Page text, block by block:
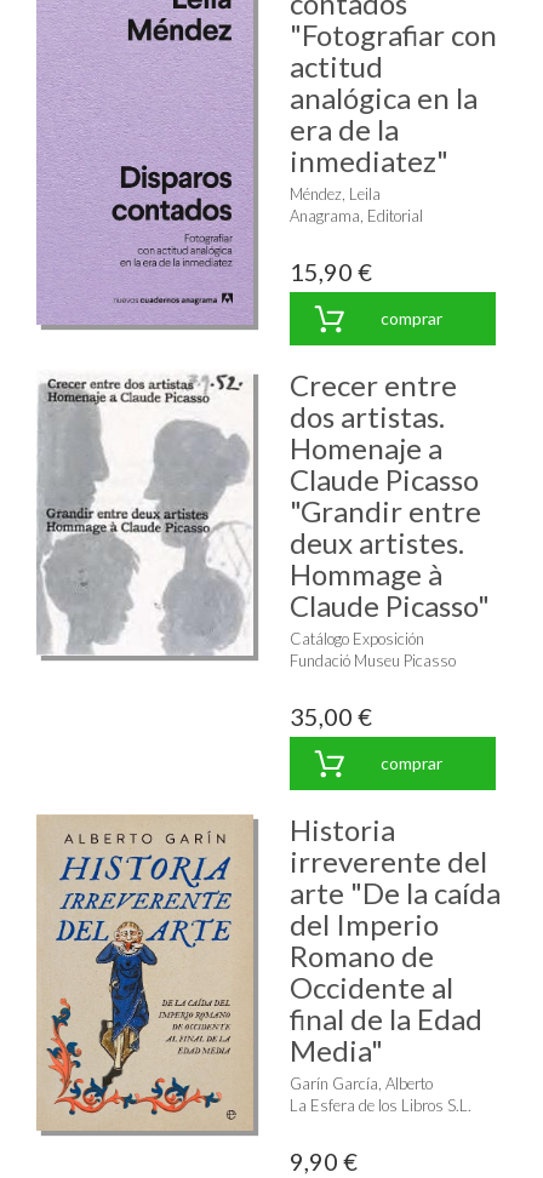
"Fotografiar con
actitud
analógica en la
era de la
inmediatez"
Méndez, Leila
Anagrama, Editorial
15,90 €
comprar
Crecer entre
dos artistas.
Homenaje a
Claude Picasso
"Grandir entre
deux artistes.
Hommage à
Claude Picasso"
Catálogo Exposición
Fundació Museu Picasso
35,00 €
comprar
Historia
irreverente del
arte "De la caída
del Imperio
Romano de
Occidente al
final de la Edad
Media"
Garín García, Alberto
La Esfera de los Libros S.L.
9,90 €